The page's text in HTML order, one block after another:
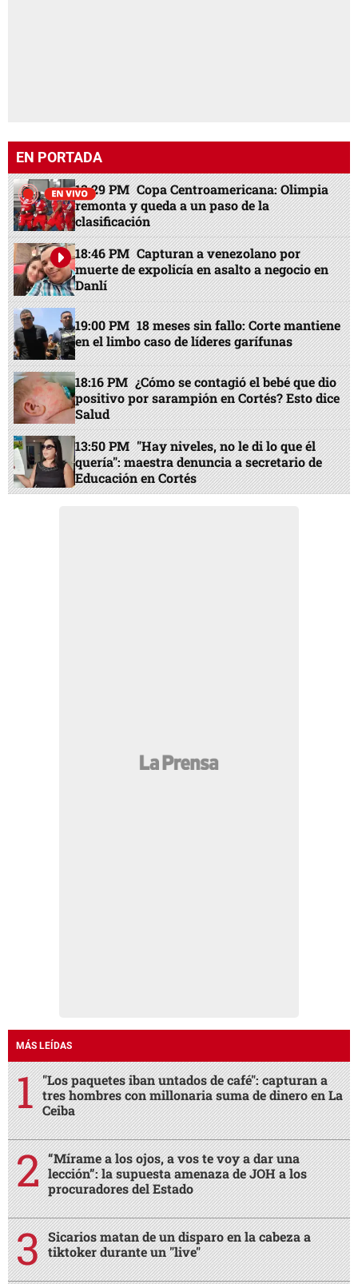
EN PORTADA
13:29 PM Copa Centroamericana: Olimpia
remonta y queda a un paso de la
clasificación
18:46 PM Capturan a venezolano por
muerte de expolicía en asalto a negocio en
Danlí
19:00 PM 18 meses sin fallo: Corte mantiene
en el limbo caso de líderes garífunas
18:16 PM ¿Cómo se contagió el bebé que dio
positivo por sarampión en Cortés? Esto dice
Salud
13:50 PM "Hay niveles, no le di lo que él
quería": maestra denuncia a secretario de
Educación en Cortés
MÁS LEÍDAS
"Los paquetes iban untados de café": capturan a
tres hombres con millonaria suma de dinero en La
Ceiba
“Mírame a los ojos, a vos te voy a dar una
lección”: la supuesta amenaza de JOH a los
procuradores del Estado
Sicarios matan de un disparo en la cabeza a
tiktoker durante un "live"